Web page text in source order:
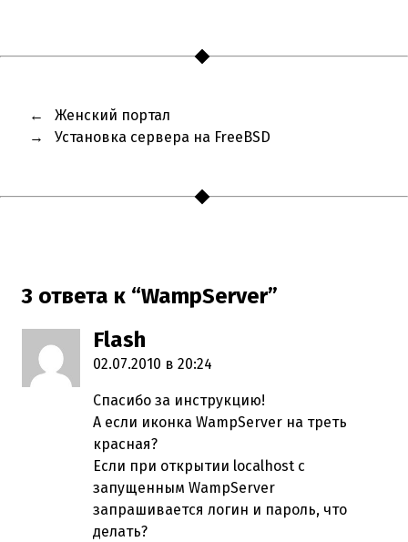
←
Женский портал
→
Установка сервера на FreeBSD
3 ответа к “WampServer”
Flash
02.07.2010 в 20:24
Спасибо за инструкцию!
А если иконка WampServer на треть
красная?
Если при открытии localhost с
запущенным WampServer
запрашивается логин и пароль, что
делать?